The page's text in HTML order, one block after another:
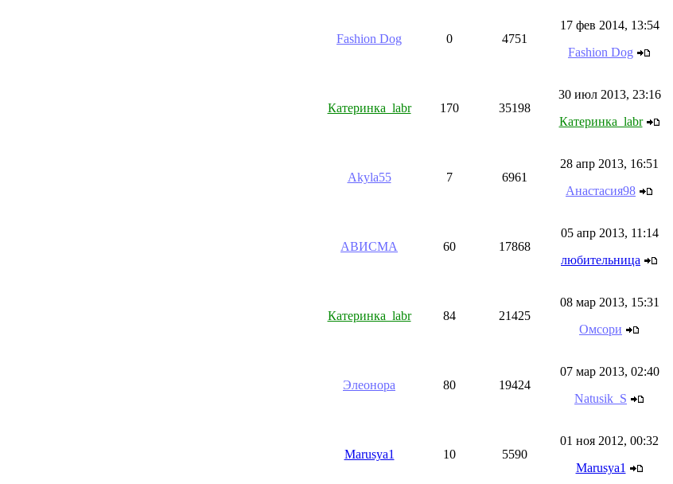
Fashion Dog 0 4751
17 фев 2014, 13:54
Fashion Dog
Катеринка_labr 170 35198
30 июл 2013, 23:16
Катеринка_labr
Akyla55 7 6961
28 апр 2013, 16:51
Анастасия98
АВИСМА 60 17868
05 апр 2013, 11:14
любительница
Катеринка_labr 84 21425
08 мар 2013, 15:31
Омсори
Элеонора 80 19424
07 мар 2013, 02:40
Natusik_S
Marusya1 10 5590
01 ноя 2012, 00:32
Marusya1